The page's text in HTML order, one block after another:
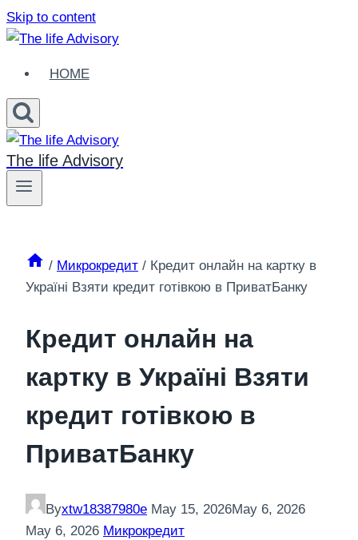
Skip to content
HOME
The life Advisory
/ Микрокредит / Кредит онлайн на картку в
Україні Взяти кредит готівкою в ПриватБанку
Кредит онлайн на
картку в Україні Взяти
кредит готівкою в
ПриватБанку
Byxtw18387980e May 15, 2026May 6, 2026
May 6, 2026 Микрокредит